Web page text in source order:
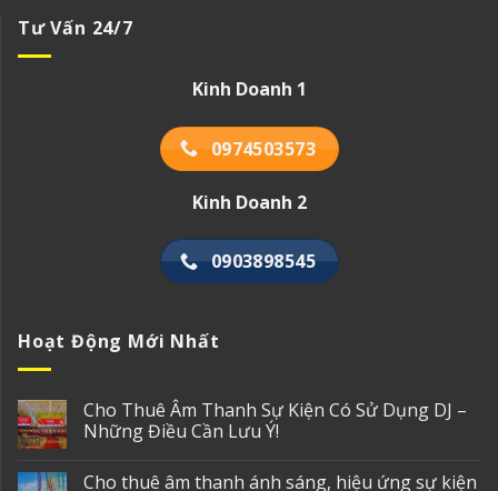
Tư Vấn 24/7
Kinh Doanh 1
0974503573
Kinh Doanh 2
0903898545
Hoạt Động Mới Nhất
Cho Thuê Âm Thanh Sự Kiện Có Sử Dụng DJ –
Những Điều Cần Lưu Ý!
Cho thuê âm thanh ánh sáng, hiệu ứng sự kiện